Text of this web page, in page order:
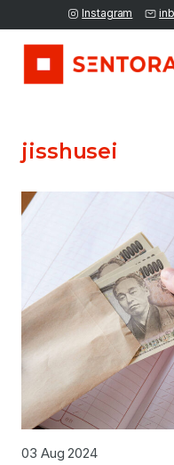
Instagram
jisshusei
03 Aug 2024